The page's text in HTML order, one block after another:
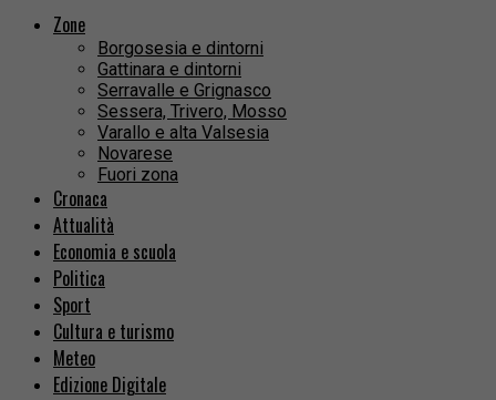
Zone
Borgosesia e dintorni
Gattinara e dintorni
Serravalle e Grignasco
Sessera, Trivero, Mosso
Varallo e alta Valsesia
Novarese
Fuori zona
Cronaca
Attualità
Economia e scuola
Politica
Sport
Cultura e turismo
Meteo
Edizione Digitale